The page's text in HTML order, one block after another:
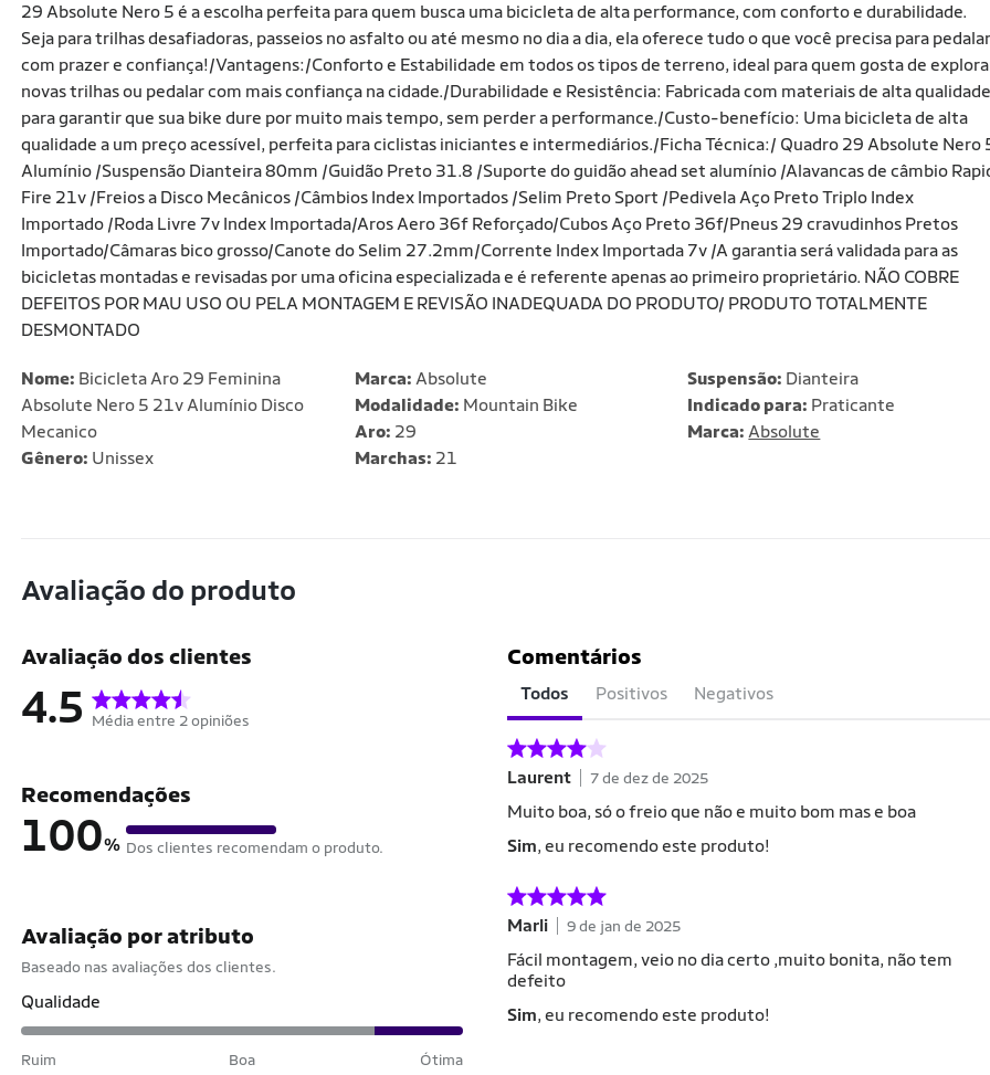
29 Absolute Nero 5 é a escolha perfeita para quem busca uma bicicleta de alta performance, com conforto e durabilidade.
Seja para trilhas desafiadoras, passeios no asfalto ou até mesmo no dia a dia, ela oferece tudo o que você precisa para pedalar
com prazer e confiança!/Vantagens:/Conforto e Estabilidade em todos os tipos de terreno, ideal para quem gosta de
novas trilhas ou pedalar com mais confiança na cidade./Durabilidade e Resistência: Fabricada com materiais de alta qualidade
para garantir que sua bike dure por muito mais tempo, sem perder a performance./Custo-benefício: Uma bicicleta de alta
qualidade a um preço acessível, perfeita para ciclistas iniciantes e intermediários./Ficha Técnica:/ Quadro 29 Absolute Nero
Alumínio /Suspensão Dianteira 80mm /Guidão Preto 31.8 /Suporte do guidão ahead set alumínio /Alavancas de câmbio
Fire 21v /Freios a Disco Mecânicos /Câmbios Index Importados /Selim Preto Sport /Pedivela Aço Preto Triplo Index
Importado /Roda Livre 7v Index Importada/Aros Aero 36f Reforçado/Cubos Aço Preto 36f/Pneus 29 cravudinhos Pretos
Importado/Câmaras bico grosso/Canote do Selim 27.2mm/Corrente Index Importada 7v /A garantia será validada para as
bicicletas montadas e revisadas por uma oficina especializada e é referente apenas ao primeiro proprietário. NÃO COBRE
DEFEITOS POR MAU USO OU PELA MONTAGEM E REVISÃO INADEQUADA DO PRODUTO/ PRODUTO TOTALMENTE
DESMONTADO
Nome: Bicicleta Aro 29 Feminina
Absolute Nero 5 21v Alumínio Disco
Mecanico
Gênero: Unissex
Marca: Absolute
Modalidade: Mountain Bike
Aro: 29
Marchas: 21
Suspensão: Dianteira
Indicado para: Praticante
Marca:Absolute
Avaliação do produto
Avaliação dos clientes
4.5 Média entre 2 opiniões
Recomendações
100% Dos clientes recomendam o produto.
Avaliação por atributo
Baseado nas avaliações dos clientes.
Qualidade
Ruim Boa Ótima
Comentários
Todos Positivos Negativos
Laurent 7 de dez de 2025
Muito boa, só o freio que não e muito bom mas e boa
Sim, eu recomendo este produto!
Marli 9 de jan de 2025
Fácil montagem, veio no dia certo ,muito bonita, não tem
defeito
Sim, eu recomendo este produto!